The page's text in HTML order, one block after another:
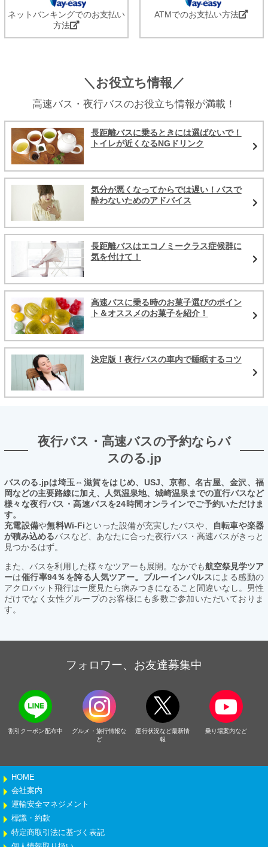
ネットバンキングでのお支払い
方法
ATMでのお支払い方法
＼お役立ち情報／
高速バス・夜行バスのお役立ち情報が満載！
長距離バスに乗るときには選ばないで！
トイレが近くなるNGドリンク
気分が悪くなってからでは遅い！バスで
酔わないためのアドバイス
長距離バスはエコノミークラス症候群に
気を付けて！
高速バスに乗る時のお菓子選びのポイン
ト＆オススメのお菓子を紹介！
決定版！夜行バスの車内で睡眠するコツ
夜行バス・高速バスの予約ならバ
スのる.jp
バスのる.jpは埼玉⇔滋賀をはじめ、USJ、京都、名古屋、金沢、福
岡などの主要路線に加え、人気温泉地、城崎温泉までの直行バスなど
様々な夜行バス・高速バスを24時間オンラインでご予約いただけま
す。
充電設備や無料Wi-Fiといった設備が充実したバスや、
自転車や楽器
が積み込めるバスなど、あなたに合った夜行バス・高速バスがきっと
見つかるはず。
また、バスを利用した様々なツアーも展開。なかでも航空祭見学ツア
ーは催行率94％を誇る人気ツアー。ブルーインパルスによる感動の
アクロバット飛行は一度見たら病みつきになること間違いなし。男性
だけでなく女性グループのお客様にも多数ご参加いただいておりま
す。
フォロワー、お友達募集中
割引クーポン配布中
グルメ・旅行情報な
ど
運行状況など最新情
報
乗り場案内など
HOME
会社案内
運輸安全マネジメント
標識・約款
特定商取引法に基づく表記